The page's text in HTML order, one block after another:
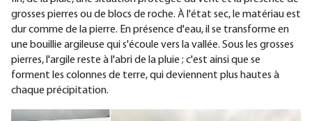
grosses pierres ou de blocs de roche. À l'état sec, le matériau est
dur comme de la pierre. En présence d'eau, il se transforme en
une bouillie argileuse qui s'écoule vers la vallée. Sous les grosses
pierres, l'argile reste à l'abri de la pluie ; c'est ainsi que se
forment les colonnes de terre, qui deviennent plus hautes à
chaque précipitation.